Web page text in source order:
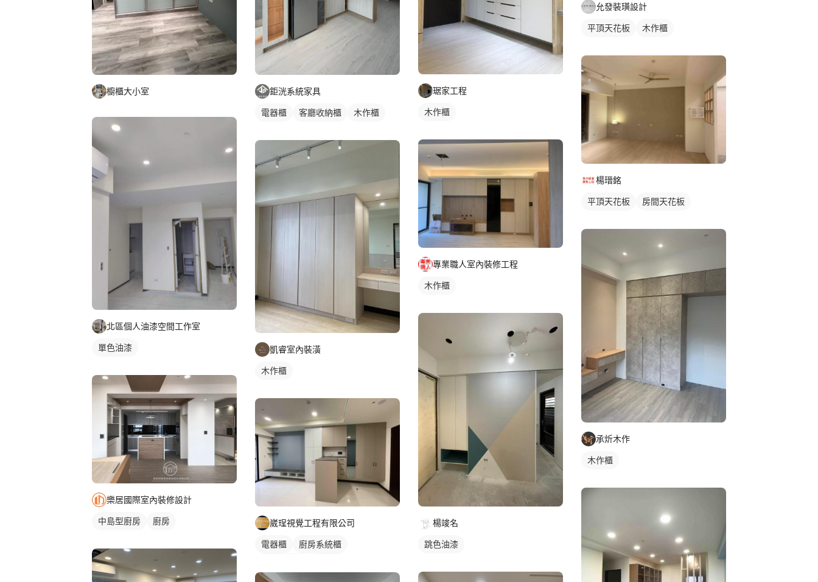
櫥櫃大小室
北區個人油漆空間工作室
單色油漆
樂居國際室內裝修設計
中島型廚房 廚房
鉅洸系統家具
電器櫃 客廳收納櫃 木作櫃
凱睿室內裝潢
木作櫃
崴珵視覺工程有限公司
電器櫃
廚房系統櫃
琚家工程
木作櫃
專業職人室內裝修工程
木作櫃
楊竣名
跳色油漆
允發裝璜設計
平頂天花板 木作櫃
楊瑨銘
平頂天花板 房間天花板
承炘木作
木作櫃